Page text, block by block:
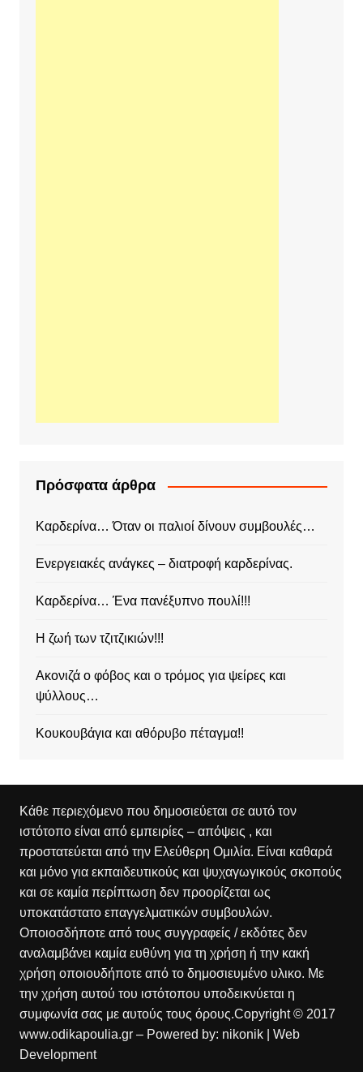
Πρόσφατα άρθρα
Καρδερίνα… Όταν οι παλιοί δίνουν συμβουλές…
Ενεργειακές ανάγκες – διατροφή καρδερίνας.
Καρδερίνα… Ένα πανέξυπνο πουλί!!!
Η ζωή των τζιτζικιών!!!
Ακονιζά ο φόβος και ο τρόμος για ψείρες και
ψύλλους…
Κουκουβάγια και αθόρυβο πέταγμα!!
Κάθε περιεχόμενο που δημοσιεύεται σε αυτό τον
ιστότοπο είναι από εμπειρίες – απόψεις , και
προστατεύεται από την Ελεύθερη Ομιλία. Είναι καθαρά
και μόνο για εκπαιδευτικούς και ψυχαγωγικούς σκοπούς
και σε καμία περίπτωση δεν προορίζεται ως
υποκατάστατο επαγγελματικών συμβουλών.
Οποιοσδήποτε από τους συγγραφείς / εκδότες δεν
αναλαμβάνει καμία ευθύνη για τη χρήση ή την κακή
χρήση οποιουδήποτε από το δημοσιευμένο υλικο. Με
την χρήση αυτού του ιστότοπου υποδεικνύεται η
συμφωνία σας με αυτούς τους όρους.Copyright © 2017
www.odikapoulia.gr – Powered by: nikonik
| Web
Development